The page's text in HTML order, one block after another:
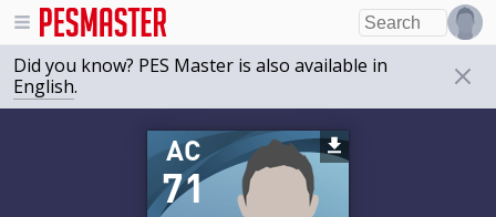
Did you know? PES Master is also available in
English.
71
AC